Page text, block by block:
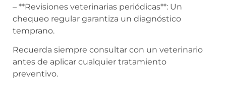
– **Revisiones veterinarias periódicas**: Un
chequeo regular garantiza un diagnóstico
temprano.
Recuerda siempre consultar con un veterinario
antes de aplicar cualquier tratamiento
preventivo.